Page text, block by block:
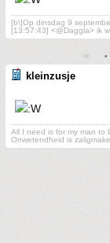
[b\]Op dinsdag 9
[13:57:43] <@Daggla> ik
kleinzusje
All I need is for my man to
Onwetendheid is